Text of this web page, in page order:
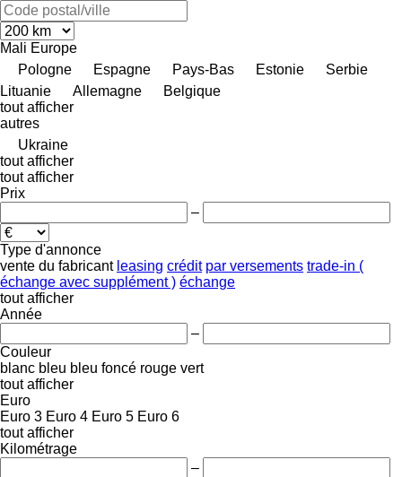
Mali Europe
Pologne
Espagne Pays-Bas Estonie
Serbie
Lituanie
Allemagne
Belgique
tout afficher
autres
Ukraine
tout afficher
tout afficher
Prix
–
Type d'annonce
vente du fabricant leasing crédit par versements trade-in (
échange avec supplément ) échange
tout afficher
Année
–
Couleur
blanc bleu bleu foncé rouge vert
tout afficher
Euro
Euro 3 Euro 4 Euro 5 Euro 6
tout afficher
Kilométrage
–